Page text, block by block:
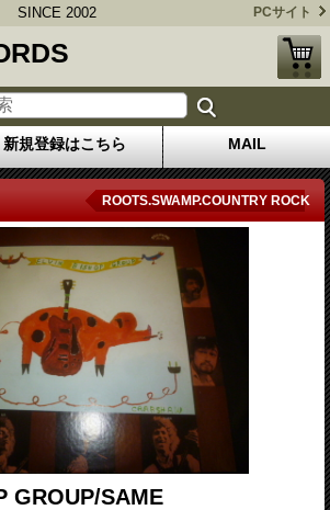
SINCE 2002 PCサイト
新規登録はこちら MAIL
ROOTS.SWAMP.COUNTRY ROCK
GROUP/SAME